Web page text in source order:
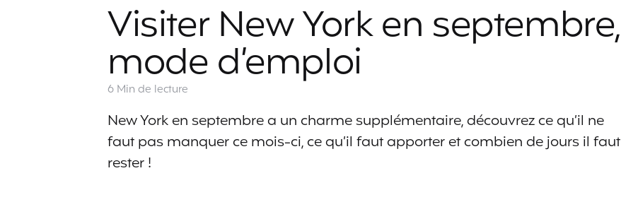
Visiter New York en septembre,
mode d’emploi
6 Min de lecture
New York en septembre a un charme supplémentaire, découvrez ce qu’il ne
faut pas manquer ce mois-ci, ce qu’il faut apporter et combien de jours il faut
rester !